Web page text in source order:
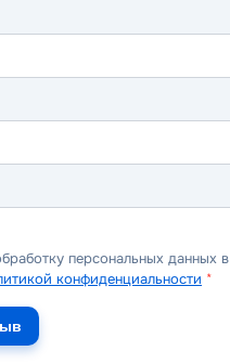
персональных данных в
конфиденциальности *